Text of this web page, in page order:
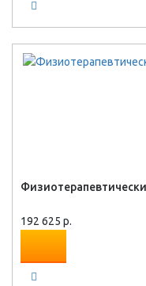
192 625 р.